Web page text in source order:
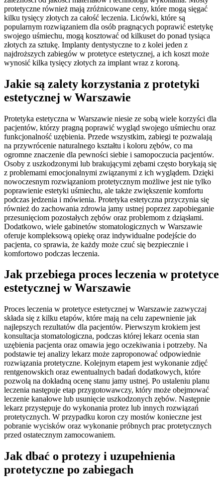
protetyczne również mają zróżnicowane ceny, które mogą sięgać
kilku tysięcy złotych za całość leczenia. Licówki, które są
popularnym rozwiązaniem dla osób pragnących poprawić estetykę
swojego uśmiechu, mogą kosztować od kilkuset do ponad tysiąca
złotych za sztukę. Implanty dentystyczne to z kolei jeden z
najdroższych zabiegów w protetyce estetycznej, a ich koszt może
wynosić kilka tysięcy złotych za implant wraz z koroną.
Jakie są zalety korzystania z protetyki
estetycznej w Warszawie
Protetyka estetyczna w Warszawie niesie ze sobą wiele korzyści dla
pacjentów, którzy pragną poprawić wygląd swojego uśmiechu oraz
funkcjonalność uzębienia. Przede wszystkim, zabiegi te pozwalają
na przywrócenie naturalnego kształtu i koloru zębów, co ma
ogromne znaczenie dla pewności siebie i samopoczucia pacjentów.
Osoby z uszkodzonymi lub brakującymi zębami często borykają się
z problemami emocjonalnymi związanymi z ich wyglądem. Dzięki
nowoczesnym rozwiązaniom protetycznym możliwe jest nie tylko
poprawienie estetyki uśmiechu, ale także zwiększenie komfortu
podczas jedzenia i mówienia. Protetyka estetyczna przyczynia się
również do zachowania zdrowia jamy ustnej poprzez zapobieganie
przesunięciom pozostałych zębów oraz problemom z dziąsłami.
Dodatkowo, wiele gabinetów stomatologicznych w Warszawie
oferuje kompleksową opiekę oraz indywidualne podejście do
pacjenta, co sprawia, że każdy może czuć się bezpiecznie i
komfortowo podczas leczenia.
Jak przebiega proces leczenia w protetyce
estetycznej w Warszawie
Proces leczenia w protetyce estetycznej w Warszawie zazwyczaj
składa się z kilku etapów, które mają na celu zapewnienie jak
najlepszych rezultatów dla pacjentów. Pierwszym krokiem jest
konsultacja stomatologiczna, podczas której lekarz ocenia stan
uzębienia pacjenta oraz omawia jego oczekiwania i potrzeby. Na
podstawie tej analizy lekarz może zaproponować odpowiednie
rozwiązania protetyczne. Kolejnym etapem jest wykonanie zdjęć
rentgenowskich oraz ewentualnych badań dodatkowych, które
pozwolą na dokładną ocenę stanu jamy ustnej. Po ustaleniu planu
leczenia następuje etap przygotowawczy, który może obejmować
leczenie kanałowe lub usunięcie uszkodzonych zębów. Następnie
lekarz przystępuje do wykonania protez lub innych rozwiązań
protetycznych. W przypadku koron czy mostów konieczne jest
pobranie wycisków oraz wykonanie próbnych prac protetycznych
przed ostatecznym zamocowaniem.
Jak dbać o protezy i uzupełnienia
protetyczne po zabiegach